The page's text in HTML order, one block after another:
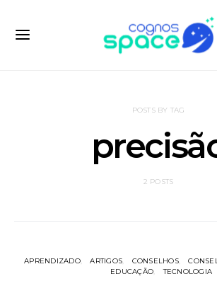
POSTS BY TAG
2 POSTS
APRENDIZADO ARTIGOS CONSELHOS
EDUCAÇÃO
TECNOLOGIA